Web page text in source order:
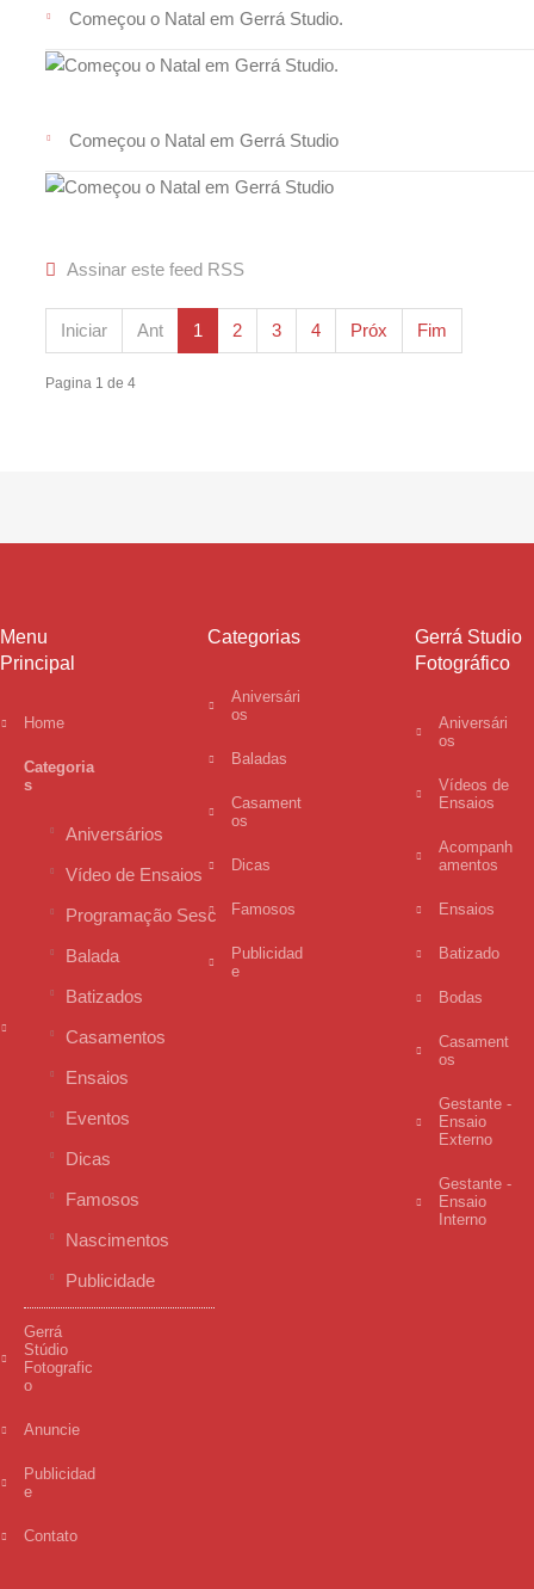
Começou o Natal em Gerrá Studio.
Começou o Natal em Gerrá Studio
Assinar este feed RSS
Iniciar Ant 1 2 3 4 Próx Fim
Pagina 1 de 4
Menu
Principal
Home
Categoria
s
Aniversários
Vídeo de Ensaios
Programação Sesc
Balada
Batizados
Casamentos
Ensaios
Eventos
Dicas
Famosos
Nascimentos
Publicidade
Gerrá
Stúdio
Fotografic
o
Anuncie
Publicidad
e
Contato
Categorias
Aniversári
os
Baladas
Casament
os
Dicas
Famosos
Publicidad
e
Gerrá Studio
Fotográfico
Aniversári
os
Vídeos de
Ensaios
Acompanh
amentos
Ensaios
Batizado
Bodas
Casament
os
Gestante -
Ensaio
Externo
Gestante -
Ensaio
Interno